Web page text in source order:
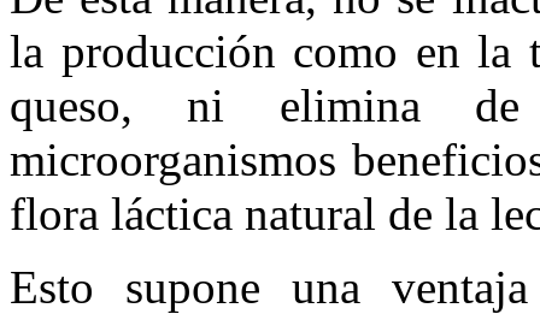
la producción como en la
queso, ni elimina de
microorganismos
flora láctica natural de la
Esto supone una